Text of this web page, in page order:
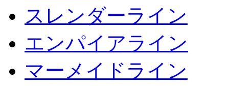
スレンダーライン
エンパイアライン
マーメイドライン